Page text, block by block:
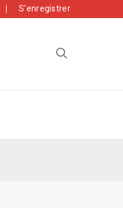
S'enregistrer